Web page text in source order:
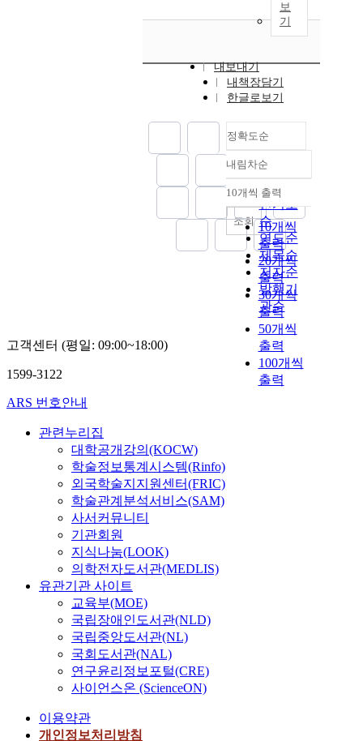
보
기
내보내기
내책장담기
한글로보기
정확도순
정확도
순
인기도
순
연도순
제목순
저자순
발행기
관순
내림차순
내림차순
10개씩 출력
10개씩
출력
20개씩
출력
30개씩
출력
50개씩
출력
100개씩
출력
조회
고객센터 (평일: 09:00~18:00)
1599-3122
ARS 번호안내
관련누리집
대학공개강의(KOCW)
학술정보통계시스템(Rinfo)
외국학술지지원센터(FRIC)
학술관계분석서비스(SAM)
사서커뮤니티
기관회원
지식나눔(LOOK)
의학전자도서관(MEDLIS)
유관기관 사이트
교육부(MOE)
국립장애인도서관(NLD)
국립중앙도서관(NL)
국회도서관(NAL)
연구윤리정보포털(CRE)
사이언스온 (ScienceON)
이용약관
개인정보처리방침